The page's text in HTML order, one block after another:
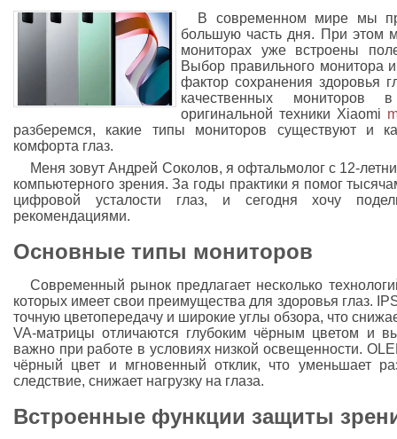
В современном мире мы
большую часть дня. При этом
мониторах уже встроены
Выбор правильного монитора
фактор сохранения здоровья
качественных мониторов
оригинальной техники Xiaomi
разберемся, какие типы мониторов существуют и
комфорта глаз.
Меня зовут Андрей Соколов, я офтальмолог с 12-
компьютерного зрения. За годы практики я помог
цифровой усталости глаз, и сегодня хочу
рекомендациями.
Основные типы мониторов
Современный рынок предлагает несколько
которых имеет свои преимущества для здоровья глаз.
точную цветопередачу и широкие углы обзора, что
VA-матрицы отличаются глубоким чёрным цветом и
важно при работе в условиях низкой освещенности.
чёрный цвет и мгновенный отклик, что уменьшает
следствие, снижает нагрузку на глаза.
Встроенные функции защиты